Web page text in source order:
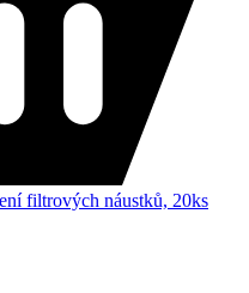
filtrových náustků, 20ks